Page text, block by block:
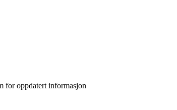
for oppdatert informasjon